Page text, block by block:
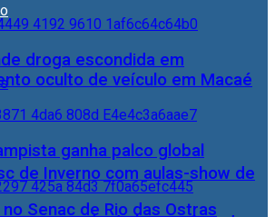
de Inverno com aulas-show de
Senac de Rio das Ostras
droga escondida em
oculto de veículo em Macaé
ganha palco global